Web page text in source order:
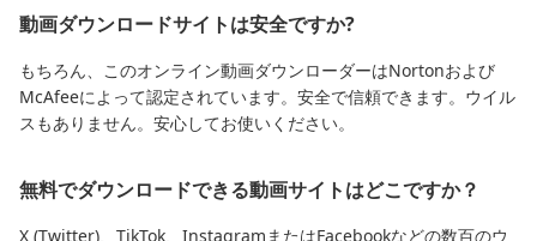
動画ダウンロードサイトは安全ですか?
もちろん、このオンライン動画ダウンローダーはNortonおよび
McAfeeによって認定されています。安全で信頼できます。ウイル
スもありません。安心してお使いください。
無料でダウンロードできる動画サイトはどこですか？
X (Twitter)、TikTok、InstagramまたはFacebookなどの数百のウ